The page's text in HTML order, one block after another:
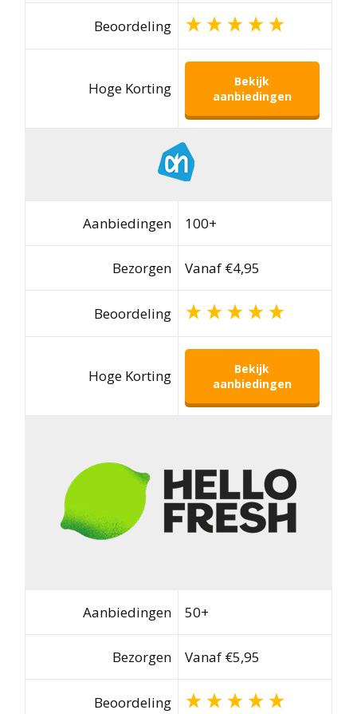
Beoordeling
Hoge Korting
Bekijk
aanbiedingen
Aanbiedingen 100+
Bezorgen Vanaf €4,95
Beoordeling
Hoge Korting
Bekijk
aanbiedingen
Aanbiedingen 50+
Bezorgen Vanaf €5,95
Beoordeling